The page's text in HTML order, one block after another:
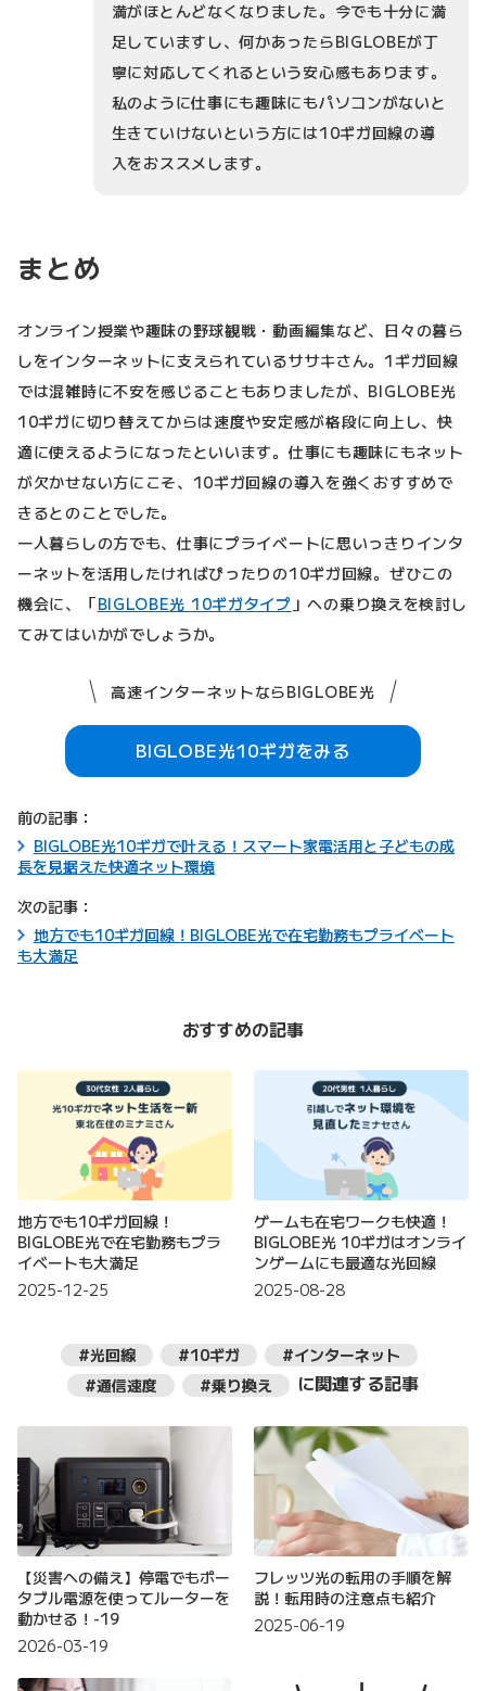
満がほとんどなくなりました。今でも十分に満
足していますし、何かあったらBIGLOBEが丁
寧に対応してくれるという安心感もあります。
私のように仕事にも趣味にもパソコンがないと
生きていけないという方には10ギガ回線の導
入をおススメします。
まとめ
オンライン授業や趣味の野球観戦・動画編集など、日々の暮ら
しをインターネットに支えられているササキさん。1ギガ回線
では混雑時に不安を感じることもありましたが、BIGLOBE光
10ギガに切り替えてからは速度や安定感が格段に向上し、快
適に使えるようになったといいます。仕事にも趣味にもネット
が欠かせない方にこそ、10ギガ回線の導入を強くおすすめで
きるとのことでした。
一人暮らしの方でも、仕事にプライベートに思いっきりインタ
ーネットを活用したければぴったりの10ギガ回線。ぜひこの
機会に、「BIGLOBE光 10ギガタイプ 」への乗り換えを検討し
てみてはいかがでしょうか。
高速インターネットならBIGLOBE光
BIGLOBE光10ギガをみる
前の記事：
BIGLOBE光10ギガで叶える！スマート家電活用と子どもの成
長を見据えた快適ネット環境
次の記事：
地方でも10ギガ回線！BIGLOBE光で在宅勤務もプライベート
も大満足
おすすめの記事
地方でも10ギガ回線！
BIGLOBE光で在宅勤務もプラ
イベートも大満足
2025-12-25
ゲームも在宅ワークも快適！
BIGLOBE光 10ギガはオンライ
ンゲームにも最適な光回線
2025-08-28
#光回線 #10ギガ
#インターネット
#通信速度
#乗り換え に関連する記事
【災害への備え】停電でもポー
タブル電源を使ってルーターを
動かせる！-19
2026-03-19
フレッツ光の転用の手順を解
説！転用時の注意点も紹介
2025-06-19